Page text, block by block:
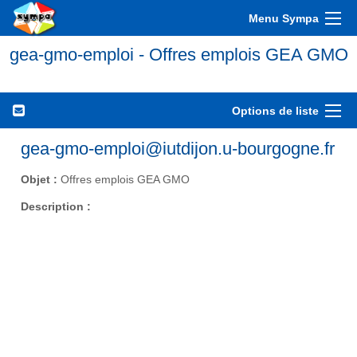
Menu Sympa
gea-gmo-emploi - Offres emplois GEA GMO
Options de liste
gea-gmo-emploi@iutdijon.u-bourgogne.fr
Objet : Offres emplois GEA GMO
Description :